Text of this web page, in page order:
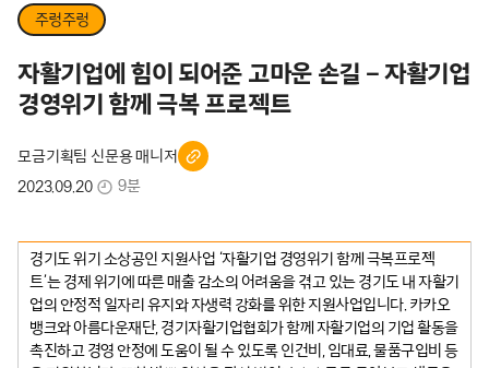
주렁주렁
자활기업에 힘이 되어준 고마운 손길 – 자활기업
경영위기 함께 극복 프로젝트
모금기획팀 신문용 매니저
2023.09.20
9분
경기도 위기 소상공인 지원사업 ‘자활기업 경영위기 함께 극복프로젝
트’는 경제 위기에 따른 매출 감소의 어려움을 겪고 있는 경기도 내 자활기
업의 안정적 일자리 유지와 자생력 강화를 위한 지원사업입니다. 카카오
뱅크와 아름다운재단, 경기자활기업협회가 함께 자활기업의 기업 활동을
촉진하고 경영 안정에 도움이 될 수 있도록 인건비, 임대료, 물품구입비 등